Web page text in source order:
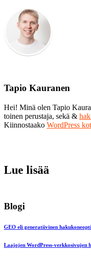
Tapio Kauranen
Hei! Minä olen Tapio
toinen perustaja, sekä &
Kiinnostaako WordPress
Lue lisää
Blogi
GEO eli generatiivinen
Laajojen WordPress-verkkosivujen